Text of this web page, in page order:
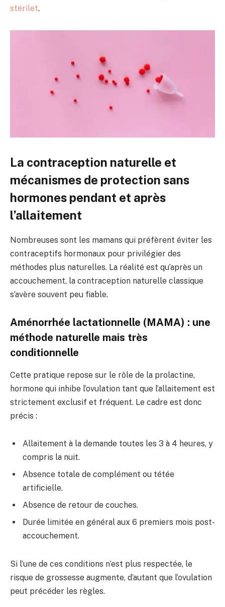
stérilet.
La contraception naturelle et
mécanismes de protection sans
hormones pendant et après
l’allaitement
Nombreuses sont les mamans qui préfèrent éviter les
contraceptifs hormonaux pour privilégier des
méthodes plus naturelles. La réalité est qu’après un
accouchement, la contraception naturelle classique
s’avère souvent peu fiable.
Aménorrhée lactationnelle (MAMA) : une
méthode naturelle mais très
conditionnelle
Cette pratique repose sur le rôle de la prolactine,
hormone qui inhibe l’ovulation tant que l’allaitement est
strictement exclusif et fréquent. Le cadre est donc
précis :
Allaitement à la demande toutes les 3 à 4 heures, y
compris la nuit.
Absence totale de complément ou tétée
artificielle.
Absence de retour de couches.
Durée limitée en général aux 6 premiers mois post-
accouchement.
Si l’une de ces conditions n’est plus respectée, le
risque de grossesse augmente, d’autant que l’ovulation
peut précéder les règles.